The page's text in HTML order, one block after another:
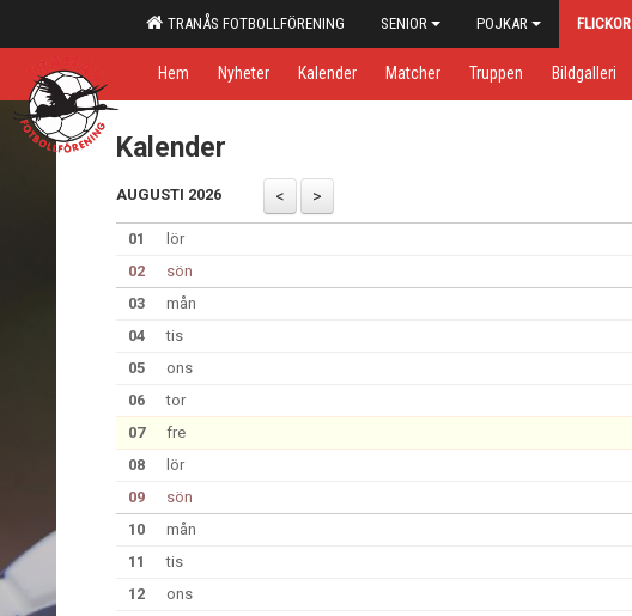
TRANÅS FOTBOLLFÖRENING SENIOR POJKAR FLICKOR
Hem Nyheter Kalender Matcher Truppen Bildgalleri
Kalender
AUGUSTI 2026
01
lör
02
sön
03
mån
04
tis
05
ons
06
tor
07
fre
08
lör
09
sön
10
mån
11
tis
12
ons